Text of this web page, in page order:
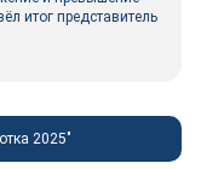
итог представитель
2025"